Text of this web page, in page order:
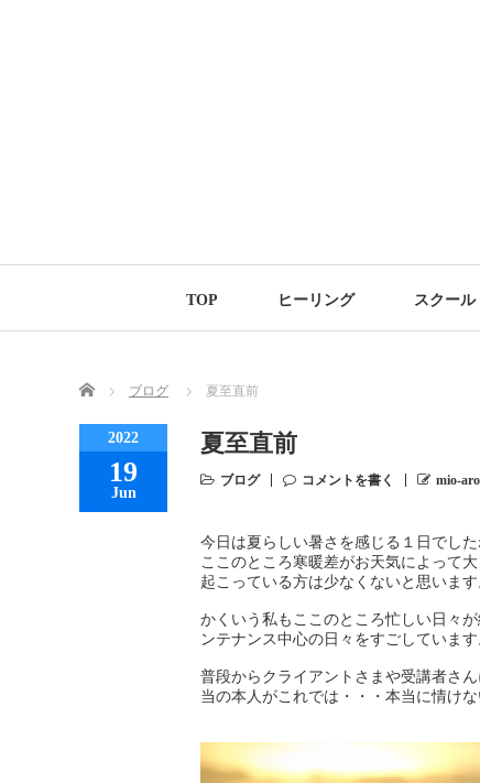
TOP ヒーリング スクール
Home ブログ 夏至直前
2022
19
Jun
夏至直前
ブログ コメントを書く mio-
今日は夏らしい暑さを感じる１日でした
ここのところ寒暖差がお天気によって
起こっている方は少なくないと思います
かくいう私もここのところ忙しい日々
ンテナンス中心の日々をすごしています
普段からクライアントさまや受講者さ
当の本人がこれでは・・・本当に情けな